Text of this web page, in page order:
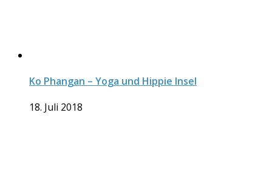
Ko Phangan – Yoga und Hippie Insel
18. Juli 2018